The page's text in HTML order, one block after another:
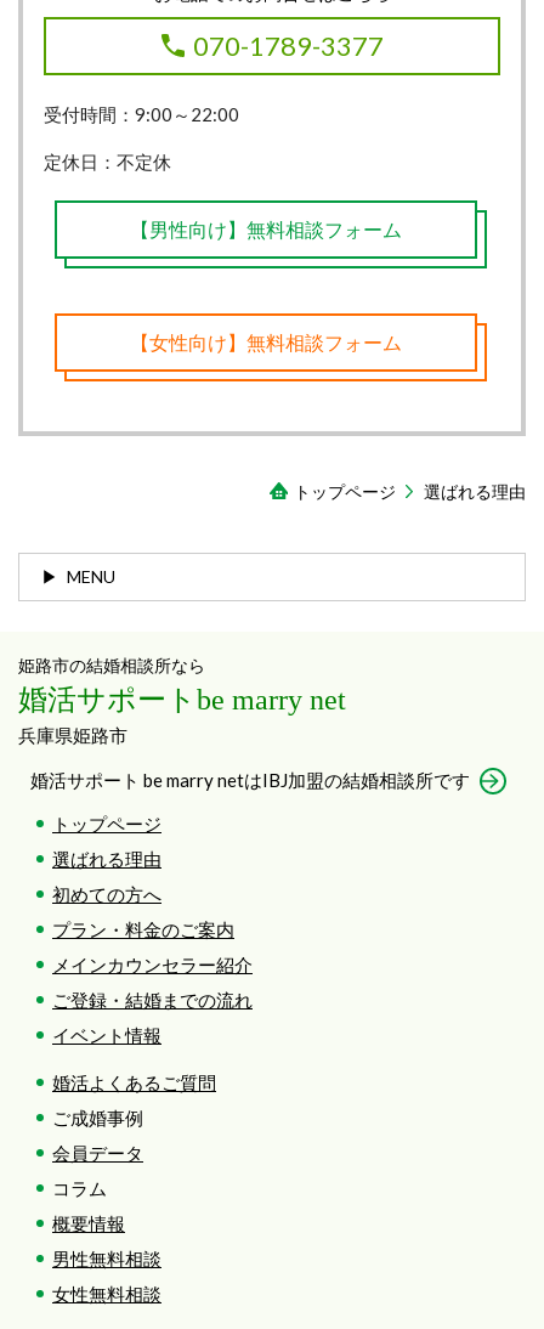
070-1789-3377
受付時間：9:00～22:00
定休日：不定休
【男性向け】無料相談フォーム
【女性向け】無料相談フォーム
トップページ 選ばれる理由
MENU
姫路市の結婚相談所なら
婚活サポートbe marry net
兵庫県姫路市
婚活サポート be marry netはIBJ加盟の結婚相談所です
トップページ
選ばれる理由
初めての方へ
プラン・料金のご案内
メインカウンセラー紹介
ご登録・結婚までの流れ
イベント情報
婚活よくあるご質問
ご成婚事例
会員データ
コラム
概要情報
男性無料相談
女性無料相談